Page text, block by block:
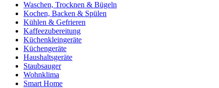
Waschen, Trocknen & Bügeln
Kochen, Backen & Spülen
Kühlen & Gefrieren
Kaffeezubereitung
Küchenkleingeräte
Küchengeräte
Haushaltsgeräte
Staubsauger
Wohnklima
Smart Home